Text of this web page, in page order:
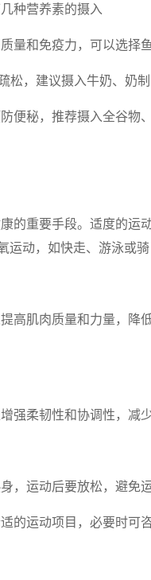
种营养素的摄入
量和免疫力，可以选择
松，建议摄入牛奶、奶
便秘，推荐摄入全谷物
的重要手段。适度的运
动，如快走、游泳或骑
高肌肉质量和力量，降
强柔韧性和协调性，减
，运动后要放松，避免运
的运动项目，必要时可